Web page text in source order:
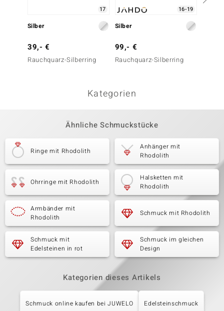
17
Silber
39,- €
Rauchquarz-Silberring
16-19
Silber
99,- €
Rauchquarz-Silberring
Kategorien
Ähnliche Schmuckstücke
Ringe mit Rhodolith
Anhänger mit
Rhodolith
Ohrringe mit Rhodolith
Halsketten mit
Rhodolith
Armbänder mit
Rhodolith
Schmuck mit Rhodolith
Schmuck mit
Edelsteinen in rot
Schmuck im gleichen
Design
Kategorien dieses Artikels
Schmuck online kaufen bei JUWELO Edelsteinschmuck